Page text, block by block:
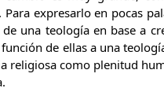
Para expresarlo en pocas
una teología en base a
de ellas a una
religiosa como plenitud